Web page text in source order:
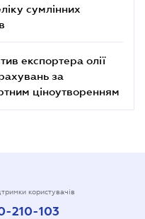
сумлінних
експортера олії
за
ціноутворенням
користувачів
210-103